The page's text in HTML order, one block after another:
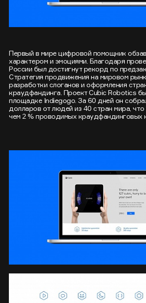
Первый в мире цифровой помощник
характером и эмоциями. Благодаря
России был достигнут рекорд по
Стратегия продвижения на мировом
разработки слоганов и оформления
краудфандинга. Проект Cubic Robotics
площадке Indiegogo. За 60 дней он
долларов от людей из 40 стран мира,
чем 2 % проводимых краудфандинговых